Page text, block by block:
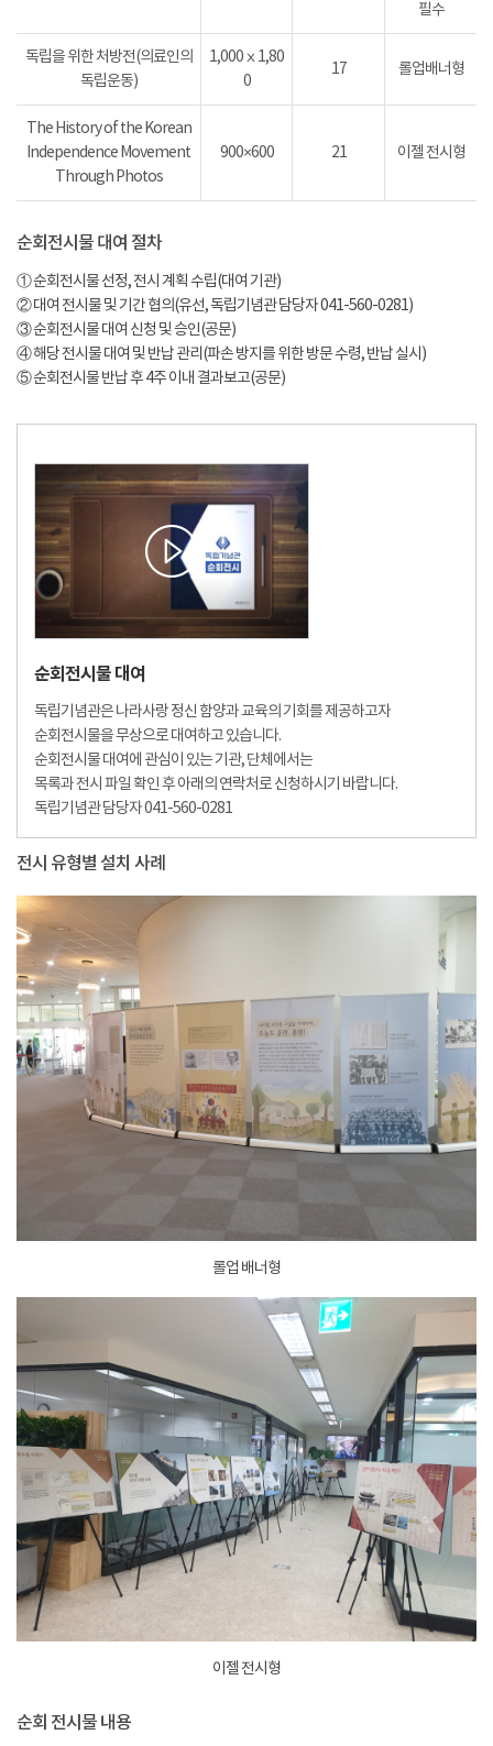
필수
독립을 위한 처방전(의료인의
독립운동)
1,000ⅹ1,80
0
17 롤업배너형
The History of the Korean
Independence Movement
Through Photos
900×600 21 이젤 전시형
순회전시물 대여 절차
① 순회전시물 선정, 전시 계획 수립(대여 기관)
② 대여 전시물 및 기간 협의(유선, 독립기념관 담당자 041-560-0281)
③ 순회전시물 대여 신청 및 승인(공문)
④ 해당 전시물 대여 및 반납 관리(파손 방지를 위한 방문 수령, 반납 실시)
⑤ 순회전시물 반납 후 4주 이내 결과보고(공문)
순회전시물 대여
독립기념관은 나라사랑 정신 함양과 교육의 기회를 제공하고자
순회전시물을 무상으로 대여하고 있습니다.
순회전시물 대여에 관심이 있는 기관, 단체에서는
목록과 전시 파일 확인 후 아래의 연락처로 신청하시기 바랍니다.
독립기념관 담당자 041-560-0281
전시 유형별 설치 사례
롤업 배너형
이젤 전시형
순회 전시물 내용